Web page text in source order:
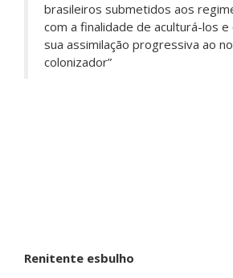
brasileiros submetidos aos
com a finalidade de aculturá-los
sua assimilação progressiva ao
colonizador”
Renitente esbulho